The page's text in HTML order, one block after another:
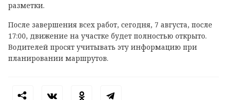
разметки.
После завершения всех работ, сегодня, 7 августа, после
17:00, движение на участке будет полностью открыто.
Водителей просят учитывать эту информацию при
планировании маршрутов.